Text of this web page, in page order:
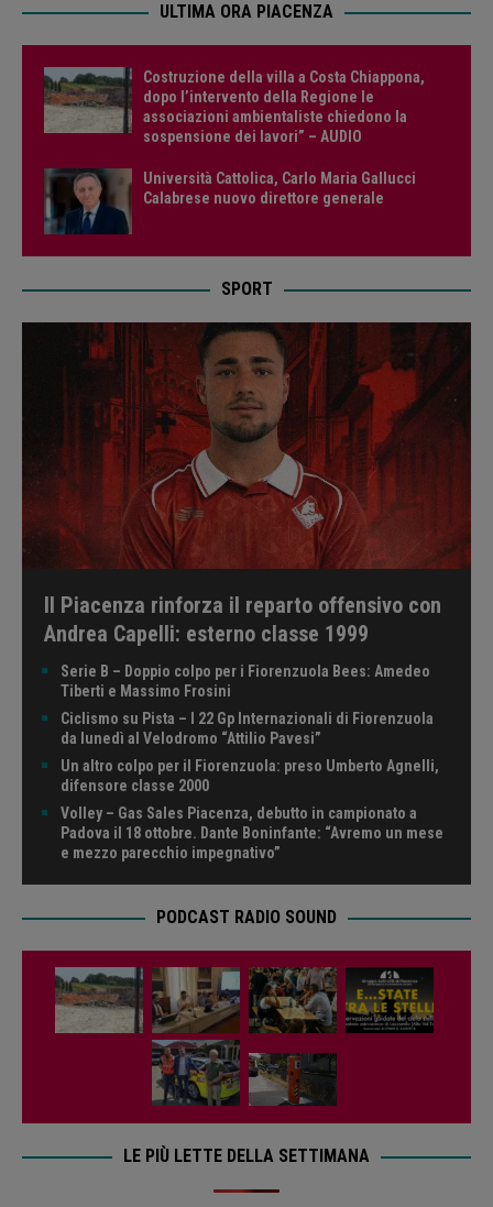
ULTIMA ORA PIACENZA
Costruzione della villa a Costa Chiappona,
dopo l’intervento della Regione le
associazioni ambientaliste chiedono la
sospensione dei lavori” – AUDIO
Università Cattolica, Carlo Maria Gallucci
Calabrese nuovo direttore generale
SPORT
Il Piacenza rinforza il reparto offensivo con
Andrea Capelli: esterno classe 1999
Serie B – Doppio colpo per i Fiorenzuola Bees: Amedeo
Tiberti e Massimo Frosini
Ciclismo su Pista – I 22 Gp Internazionali di Fiorenzuola
da lunedì al Velodromo “Attilio Pavesi”
Un altro colpo per il Fiorenzuola: preso Umberto Agnelli,
difensore classe 2000
Volley – Gas Sales Piacenza, debutto in campionato a
Padova il 18 ottobre. Dante Boninfante: “Avremo un mese
e mezzo parecchio impegnativo”
PODCAST RADIO SOUND
LE PIÙ LETTE DELLA SETTIMANA